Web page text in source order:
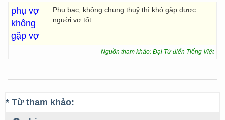
phụ vợ
không
gặp vợ
Phụ bạc, không chung thuỷ thì khó gặp được
người vợ tốt.
Nguồn tham khảo: Đại Từ điển Tiếng Việt
* Từ tham khảo: